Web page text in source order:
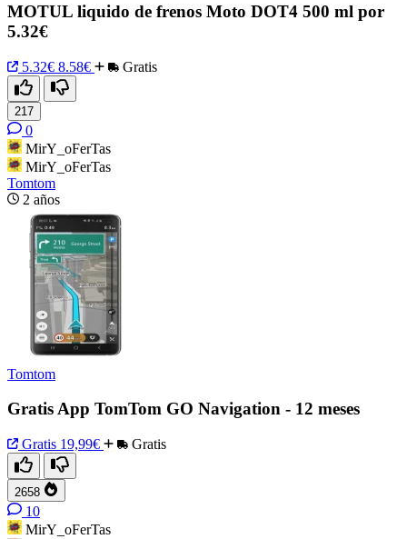
MOTUL liquido de frenos Moto DOT4 500 ml por
5.32€
5.32€ 8.58€ Gratis
217
0
MirY_oFerTas
MirY_oFerTas
Tomtom
2 años
Tomtom
Gratis App TomTom GO Navigation - 12 meses
Gratis 19,99€ Gratis
2658
10
MirY_oFerTas